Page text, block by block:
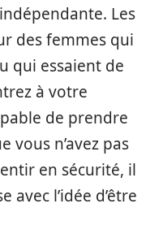
Les
des femmes qui
qui essaient de
à votre
de prendre
vous n’avez pas
en sécurité, il
avec l’idée d’être